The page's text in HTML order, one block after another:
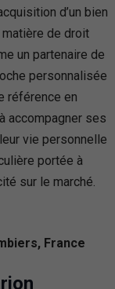
d’un bien
de droit
un partenaire de
personnalisée
référence en
accompagner ses
vie personnelle
portée à
sur le marché.
France